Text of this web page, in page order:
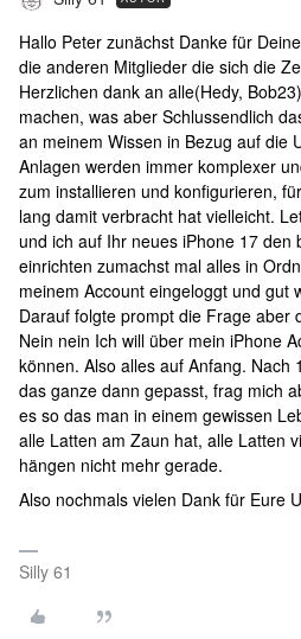
Hallo Peter zunächst Danke für
die anderen Mitglieder die sich die
Herzlichen dank an alle(Hedy,
machen, was aber Schlussendlich
an meinem Wissen in Bezug auf die
Anlagen werden immer komplexer
zum installieren und konfigurieren,
lang damit verbracht hat vielleicht.
und ich auf Ihr neues iPhone 17 den
einrichten zumachst mal alles in
meinem Account eingeloggt und gut
Darauf folgte prompt die Frage aber
Nein nein Ich will über mein iPhone
können. Also alles auf Anfang. Nach
das ganze dann gepasst, frag mich
es so das man in einem gewissen
alle Latten am Zaun hat, alle Latten
hängen nicht mehr gerade.
Also nochmals vielen Dank für Eure
Silly 61